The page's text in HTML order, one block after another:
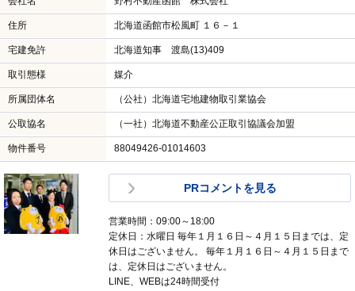
住所 北海道函館市松風町 １６－１
宅建免許 北海道知事 渡島(13)409
取引態様 媒介
所属団体名 （公社）北海道宅地建物取引業協会
公取協名 （一社）北海道不動産公正取引協議会加盟
物件番号 88049426-01014603
PRコメントを見る
営業時間：09:00～18:00
定休日：水曜日 毎年１月１６日～４月１５日までは、定
休日はございません。 毎年１月１６日～４月１５日まで
は、定休日はございません。
LINE、WEBは24時間受付